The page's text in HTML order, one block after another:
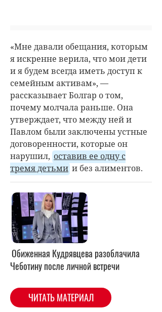
«Мне давали обещания, которым
я искренне верила, что мои дети
и я будем всегда иметь доступ к
семейным активам», —
рассказывает Болгар о том,
почему молчала раньше. Она
утверждает, что между ней и
Павлом были заключены устные
договоренности, которые он
нарушил, оставив ее одну с
тремя детьми и без алиментов.
Обиженная Кудрявцева разоблачила
Чеботину после личной встречи
ЧИТАТЬ МАТЕРИАЛ